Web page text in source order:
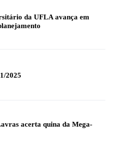
da UFLA avança em
2025
acerta quina da Mega-